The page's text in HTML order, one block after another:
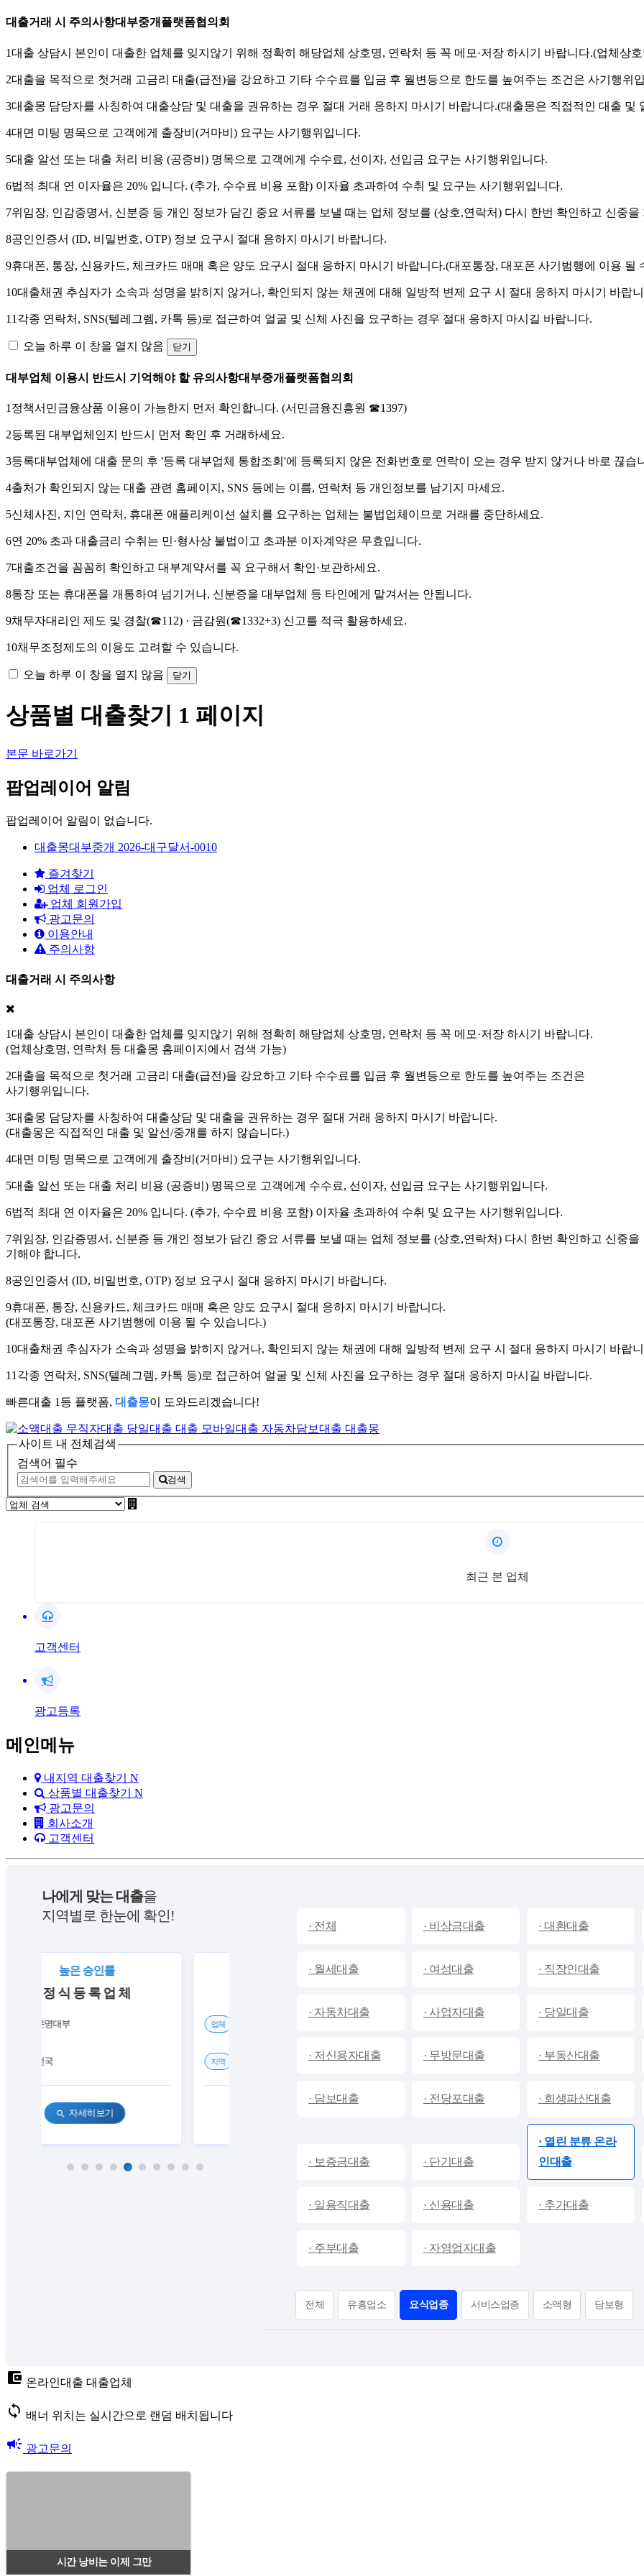
대출거래 시 주의사항대부중개플랫폼협의회
1대출 상담시 본인이 대출한 업체를 잊지않기 위해 정확히 해당업체 상호명, 연락처 등 꼭 메모·저장 하시기 바랍니다.(업체상
2대출을 목적으로 첫거래 고금리 대출(급전)을 강요하고 기타 수수료를 입금 후 월변등으로 한도를 높여주는 조건은 사기행위
3대출몽 담당자를 사칭하여 대출상담 및 대출을 권유하는 경우 절대 거래 응하지 마시기 바랍니다.(대출몽은 직접적인 대출 및
4대면 미팅 명목으로 고객에게 출장비(거마비) 요구는 사기행위입니다.
5대출 알선 또는 대출 처리 비용 (공증비) 명목으로 고객에게 수수료, 선이자, 선입금 요구는 사기행위입니다.
6법적 최대 연 이자율은 20% 입니다. (추가, 수수료 비용 포함) 이자율 초과하여 수취 및 요구는 사기행위입니다.
7위임장, 인감증명서, 신분증 등 개인 정보가 담긴 중요 서류를 보낼 때는 업체 정보를 (상호,연락처) 다시 한번 확인하고 신중을
8공인인증서 (ID, 비밀번호, OTP) 정보 요구시 절대 응하지 마시기 바랍니다.
9휴대폰, 통장, 신용카드, 체크카드 매매 혹은 양도 요구시 절대 응하지 마시기 바랍니다.(대포통장, 대포폰 사기범행에 이용 될
10대출채권 추심자가 소속과 성명을 밝히지 않거나, 확인되지 않는 채권에 대해 일방적 변제 요구 시 절대 응하지 마시기 바랍
11 각종 연락처, SNS(텔레그렘, 카톡 등)로 접근하여 얼굴 및 신체 사진을 요구하는 경우 절대 응하지 마시길 바랍니다.
오늘 하루 이 창을 열지 않음 닫기
대부업체 이용시 반드시 기억해야 할 유의사항대부중개플랫폼협의회
1 정책서민금융상품 이용이 가능한지 먼저 확인합니다. (서민금융진흥원 ☎1397)
2등록된 대부업체인지 반드시 먼저 확인 후 거래하세요.
3등록대부업체에 대출 문의 후 '등록 대부업체 통합조회'에 등록되지 않은 전화번호 로 연락이 오는 경우 받지 않거나 바로 끊습
4출처가 확인되지 않는 대출 관련 홈페이지, SNS 등에는 이름, 연락처 등 개인정보를 남기지 마세요.
5신체사진, 지인 연락처, 휴대폰 애플리케이션 설치 를 요구하는 업체는 불법업체이므로 거래를 중단하세요.
6연 20% 초과 대출금리 수취 는 민·형사상 불법이고 초과분 이자계약은 무효입니다.
7대출조건을 꼼꼼히 확인하고 대부계약서를 꼭 요구해서 확인·보관하세요.
8통장 또는 휴대폰을 개통하여 넘기거나, 신분증을 대부업체 등 타인에게 맡겨서는 안됩니다.
9채무자대리인 제도 및 경찰(☎112) · 금감원(☎1332+3) 신고를 적극 활용하세요.
10채무조정제도의 이용도 고려할 수 있습니다.
오늘 하루 이 창을 열지 않음 닫기
상품별 대출찾기 1 페이지
본문 바로가기
팝업레이어 알림
팝업레이어 알림이 없습니다.
대출몽대부중개 2026-대구달서-0010
즐겨찾기
업체 로그인
업체 회원가입
광고문의
이용안내
주의사항
대출거래 시 주의사항
1대출 상담시 본인이 대출한 업체를 잊지않기 위해 정확히 해당업체 상호명, 연락처 등 꼭 메모·저장 하시기 바랍니다.
(업체상호명, 연락처 등 대출몽 홈페이지에서 검색 가능)
2대출을 목적으로 첫거래 고금리 대출(급전)을 강요하고 기타 수수료를 입금 후 월변등으로 한도를 높여주는 조건은
사기행위입니다.
3대출몽 담당자를 사칭하여 대출상담 및 대출을 권유하는 경우 절대 거래 응하지 마시기 바랍니다.
(대출몽은 직접적인 대출 및 알선/중개를 하지 않습니다.)
4대면 미팅 명목으로 고객에게 출장비(거마비) 요구는 사기행위입니다.
5대출 알선 또는 대출 처리 비용 (공증비) 명목으로 고객에게 수수료, 선이자, 선입금 요구는 사기행위입니다.
6법적 최대 연 이자율은 20% 입니다. (추가, 수수료 비용 포함) 이자율 초과하여 수취 및 요구는 사기행위입니다.
7위임장, 인감증명서, 신분증 등 개인 정보가 담긴 중요 서류를 보낼 때는 업체 정보를 (상호,연락처) 다시 한번 확인하고 신중을
기해야 합니다.
8공인인증서 (ID, 비밀번호, OTP) 정보 요구시 절대 응하지 마시기 바랍니다.
9휴대폰, 통장, 신용카드, 체크카드 매매 혹은 양도 요구시 절대 응하지 마시기 바랍니다.
(대포통장, 대포폰 사기범행에 이용 될 수 있습니다.)
10대출채권 추심자가 소속과 성명을 밝히지 않거나, 확인되지 않는 채권에 대해 일방적 변제 요구 시 절대 응하지 마시기 바랍
11 각종 연락처, SNS(텔레그렘, 카톡 등)로 접근하여 얼굴 및 신체 사진을 요구하는 경우 절대 응하지 마시길 바랍니다.
빠른대출 1등 플랫폼, 대출몽이 도와드리겠습니다!
사이트 내 전체검색
검색어 필수
검색
최근 본 업체
고객센터
광고등록
메인메뉴
내지역 대출찾기 N
상품별 대출찾기 N
광고문의
회사소개
고객센터
나에게 맞는 대출을
지역별로 한눈에 확인!
높은 승인률
정 식 등 록 업 체
운명대부
전국
search 자세히보기
전국24시 비대면 대출
업체
지역
친절상담당일대출
지역 전국
· 전체 · 비상금대출 · 대환대출
· 월세대출 · 여성대출 · 직장인대출
· 자동차대출 · 사업자대출 · 당일대출
· 저신용자대출 · 무방문대출 · 부동산대출
· 담보대출 · 전당포대출 · 회생파산대출
· 보증금대출 · 단기대출
· 열린 분류 온라
인대출
· 일용직대출 · 신용대출 · 추가대출
· 주부대출 · 자영업자대출
전체 유흥업소 요식업종 서비스업종 소액형 담보형
account_balance_wallet 온라인대출 대출업체
sync 배너 위치는 실시간으로 랜덤 배치됩니다
campaign 광고문의
시간 낭비는 이제 그만